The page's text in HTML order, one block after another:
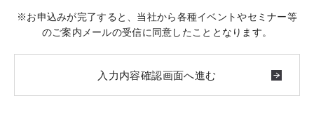
※お申込みが完了すると、当社から各種イベントやセミナー等
のご案内メールの受信に同意したこととなります。